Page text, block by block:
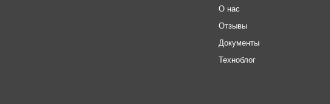
О нас
Отзывы
Документы
Техноблог